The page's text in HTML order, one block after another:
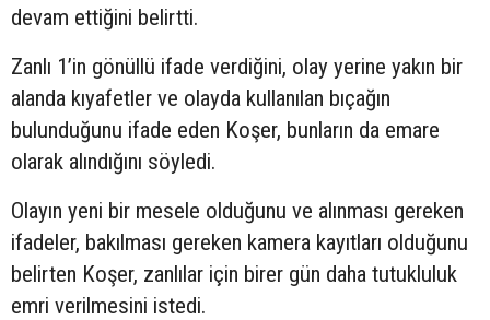
devam ettiğini belirtti.
Zanlı 1’in gönüllü ifade verdiğini, olay yerine yakın bir
alanda kıyafetler ve olayda kullanılan bıçağın
bulunduğunu ifade eden Koşer, bunların da emare
olarak alındığını söyledi.
Olayın yeni bir mesele olduğunu ve alınması gereken
ifadeler, bakılması gereken kamera kayıtları olduğunu
belirten Koşer, zanlılar için birer gün daha tutukluluk
emri verilmesini istedi.